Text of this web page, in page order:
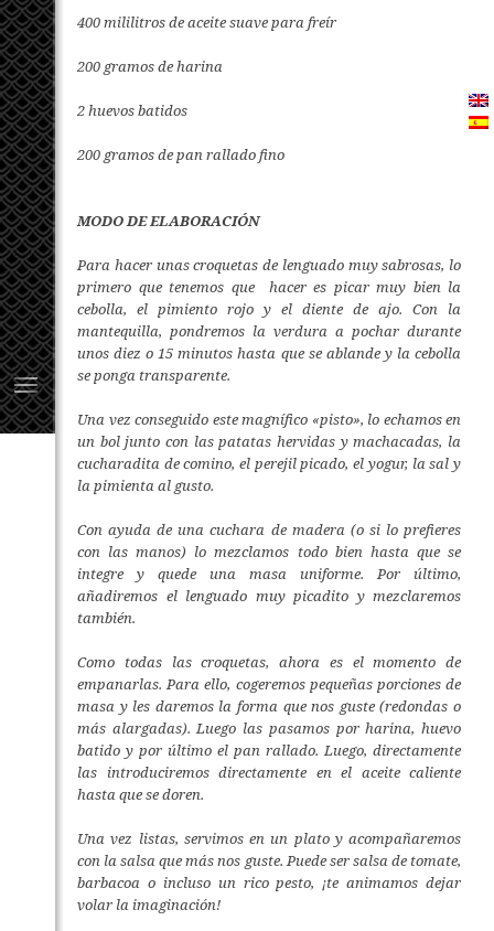
400 mililitros de aceite suave para freír
200 gramos de harina
2 huevos batidos
200 gramos de pan rallado fino
MODO DE ELABORACIÓN
Para hacer unas croquetas de lenguado muy sabrosas, lo
primero que tenemos que hacer es picar muy bien la
cebolla, el pimiento rojo y el diente de ajo. Con la
mantequilla, pondremos la verdura a pochar durante
unos diez o 15 minutos hasta que se ablande y la cebolla
se ponga transparente.
Una vez conseguido este magnífico «pisto», lo echamos en
un bol junto con las patatas hervidas y machacadas, la
cucharadita de comino, el perejil picado, el yogur, la sal y
la pimienta al gusto.
Con ayuda de una cuchara de madera (o si lo prefieres
con las manos) lo mezclamos todo bien hasta que se
integre y quede una masa uniforme. Por último,
añadiremos el lenguado muy picadito y mezclaremos
también.
Como todas las croquetas, ahora es el momento de
empanarlas. Para ello, cogeremos pequeñas porciones de
masa y les daremos la forma que nos guste (redondas o
más alargadas). Luego las pasamos por harina, huevo
batido y por último el pan rallado. Luego, directamente
las introduciremos directamente en el aceite caliente
hasta que se doren.
Una vez listas, servimos en un plato y acompañaremos
con la salsa que más nos guste. Puede ser salsa de tomate,
barbacoa o incluso un rico pesto, ¡te animamos dejar
volar la imaginación!